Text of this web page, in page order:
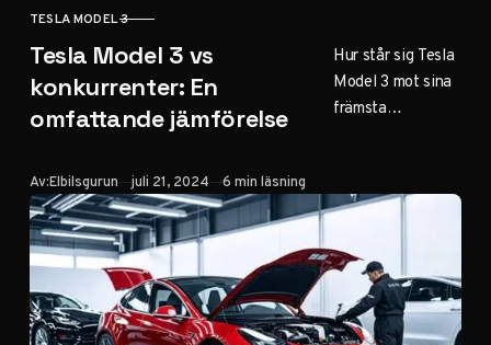
KATEGORI
TESLA MODEL 3
Tesla Model 3 vs
konkurrenter: En
omfattande jämförelse
Hur står sig Tesla
Model 3 mot sina
främsta
dig välja den
för dina behov.
Av:Elbilsgurun Publicerad
juli 21, 2024 6 min läsning